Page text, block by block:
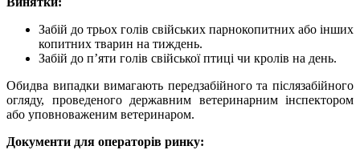
Забій до трьох голів свійських парнокопитних або інших
копитних тварин на тиждень.
Забій до п’яти голів свійської птиці чи кролів на день.
Обидва випадки вимагають передзабійного та післязабійного
огляду, проведеного державним ветеринарним інспектором
або уповноваженим ветеринаром.
Документи для операторів ринку: